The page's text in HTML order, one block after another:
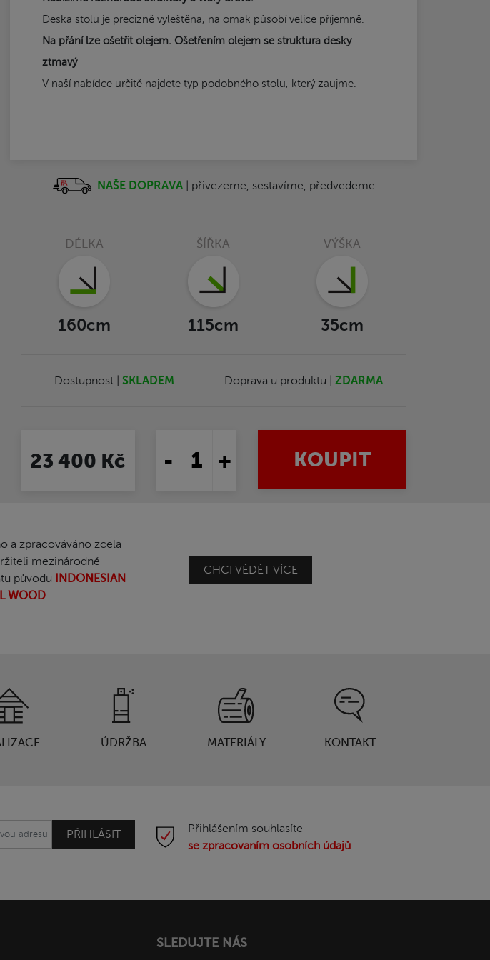
Deska stolu je precizně vyleštěna, na omak působí velice příjemně.
Na přání lze ošetřit olejem. Ošetřením olejem se struktura desky
ztmavý
V naší nabídce určitě najdete typ podobného stolu, který zaujme.
NAŠE DOPRAVA| přivezeme, sestavíme, předvedeme
DÉLKA
160cm
ŠÍŘKA
115cm
VÝŠKA
35cm
Dostupnost | SKLADEM Doprava u produktu | ZDARMA
23 400 Kč - + KOUPIT
a zpracováváno zcela
mezinárodně
původu
INDONESIAN
WOOD
CHCI VĚDĚT VÍCE
ÚDRŽBA MATERIÁLY KONTAKT
PŘIHLÁSIT
Přihlášením souhlasíte
se zpracovaním osobních údajů
SLEDUJTE NÁS